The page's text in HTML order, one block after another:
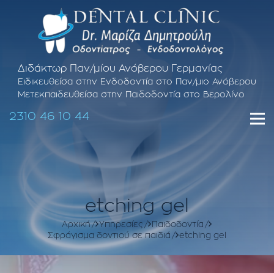
Διδάκτωρ Παν/μίου Ανόβερου Γερμανίας
Ειδικευθείσα στην Ενδοδοντία στο Παν/μιο Ανόβερου
Μετεκπαιδευθείσα στην Παιδοδοντία στο Βερολίνο
2310 46 10 44
etching gel
Αρχική Υπηρεσίες
Παιδοδοντία
Σφράγισμα δοντιού σε παιδιά
etching gel